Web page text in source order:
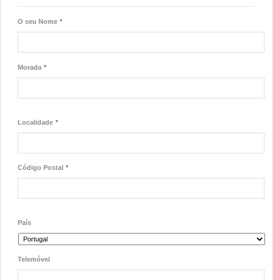
CONTACTOS
O seu Nome *
Morada *
Localidade *
Código Postal *
País
Telemóvel